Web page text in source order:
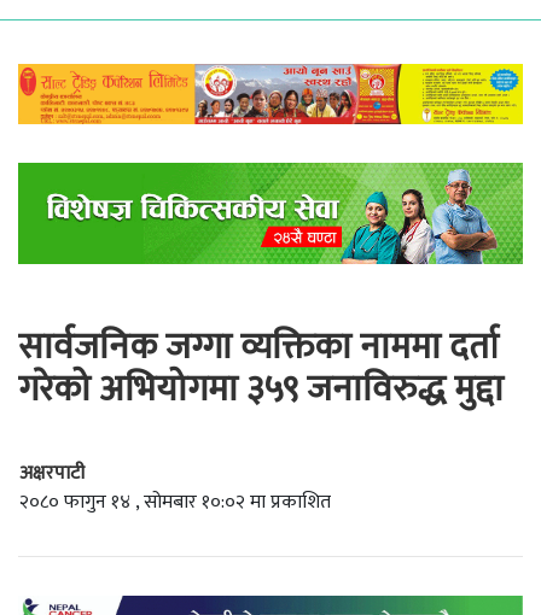
सार्वजनिक जग्गा व्यक्तिका नाममा दर्ता
गरेको अभियोगमा ३५९ जनाविरुद्ध मुद्दा
अक्षरपाटी
२०८० फागुन १४ , सोमबार १०:०२ मा प्रकाशित